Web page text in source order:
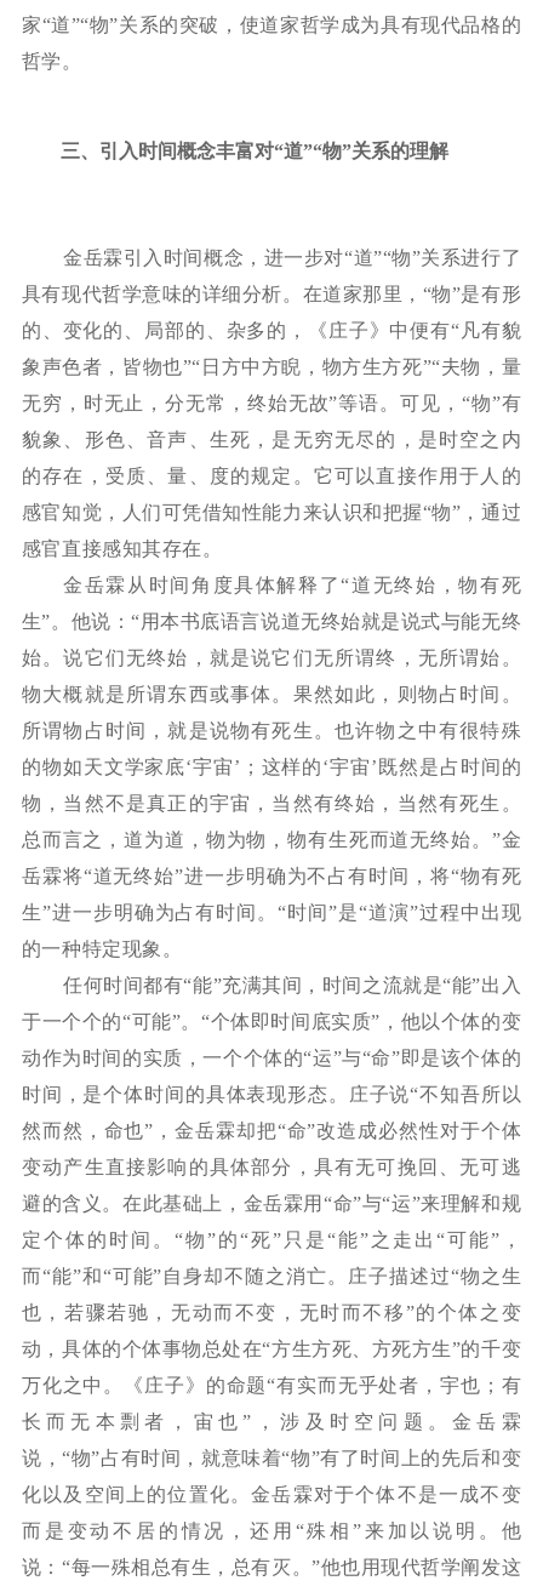
家“道”“物”关系的突破，使道家哲学成为具有现代品格的
哲学。
三、 引入时间概念丰富对“道”“物”关系的理解
金岳霖引入时间概念，进一步对“道”“物”关系进行了
具有现代哲学意味的详细分析。在道家那里，“物”是有形
的、变化的、局部的、杂多的，《庄子》中便有“凡有貌
象声色者，皆物也”“日方中方睨，物方生方死”“夫物，量
无穷，时无止，分无常，终始无故”等语。可见，“物”有
貌象、形色、音声、生死，是无穷无尽的，是时空之内
的存在，受质、量、度的规定。它可以直接作用于人的
感官知觉，人们可凭借知性能力来认识和把握“物”，通过
感官直接感知其存在。
金岳霖从时间角度具体解释了“道无终始，物有死
生”。他说：“用本书底语言说道无终始就是说式与能无终
始。说它们无终始，就是说它们无所谓终，无所谓始。
物大概就是所谓东西或事体。果然如此，则物占时间。
所谓物占时间，就是说物有死生。也许物之中有很特殊
的物如天文学家底‘宇宙’；这样的‘宇宙’既然是占时间的
物，当然不是真正的宇宙，当然有终始，当然有死生。
总而言之，道为道，物为物，物有生死而道无终始。”金
岳霖将“道无终始”进一步明确为不占有时间，将“物有死
生”进一步明确为占有时间。“时间”是“道演”过程中出现
的一种特定现象。
任何时间都有“能”充满其间，时间之流就是“能”出入
于一个个的“可能”。“个体即时间底实质”，他以个体的变
动作为时间的实质，一个个体的“运”与“命”即是该个体的
时间，是个体时间的具体表现形态。庄子说“不知吾所以
然而然，命也”，金岳霖却把“命”改造成必然性对于个体
变动产生直接影响的具体部分，具有无可挽回、无可逃
避的含义。在此基础上，金岳霖用“命”与“运”来理解和规
定个体的时间。“物”的“死”只是“能”之走出“可能”，
而“能”和“可能”自身却不随之消亡。庄子描述过“物之生
也，若骤若驰，无动而不变，无时而不移”的个体之变
动，具体的个体事物总处在“方生方死、方死方生”的千变
万化之中。《庄子》的命题“有实而无乎处者，宇也；有
长而无本剽者，宙也”，涉及时空问题。金岳霖
说，“物”占有时间，就意味着“物”有了时间上的先后和变
化以及空间上的位置化。金岳霖对于个体不是一成不变
而是变动不居的情况，还用“殊相”来加以说明。他
说：“每一殊相总有生，总有灭。”他也用现代哲学阐发这